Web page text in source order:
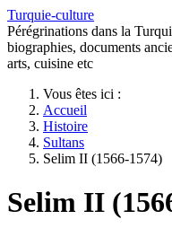
Turquie-culture
Pérégrinations dans la
biographies, documents
arts, cuisine etc
Vous êtes ici :
Accueil
Histoire
Sultans
Selim II (1566-1574)
Selim II